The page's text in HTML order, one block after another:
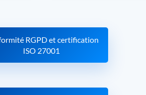
RGPD et certification
ISO 27001